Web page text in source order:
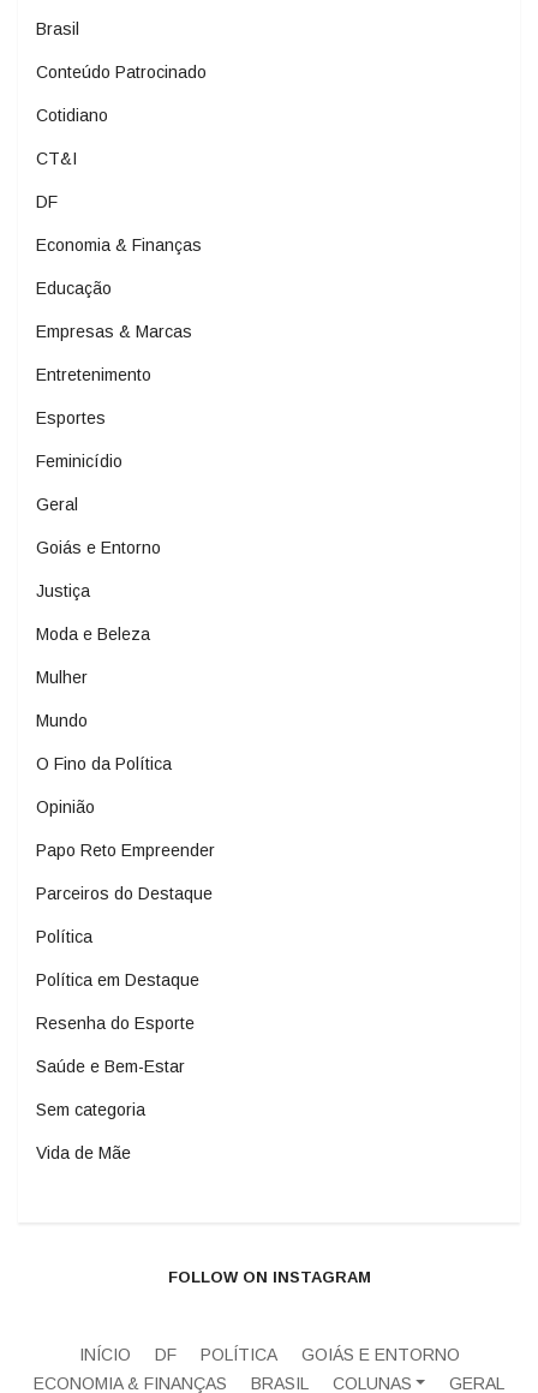
Brasil
Conteúdo Patrocinado
Cotidiano
CT&I
DF
Economia & Finanças
Educação
Empresas & Marcas
Entretenimento
Esportes
Feminicídio
Geral
Goiás e Entorno
Justiça
Moda e Beleza
Mulher
Mundo
O Fino da Política
Opinião
Papo Reto Empreender
Parceiros do Destaque
Política
Política em Destaque
Resenha do Esporte
Saúde e Bem-Estar
Sem categoria
Vida de Mãe
FOLLOW ON INSTAGRAM
INÍCIO DF POLÍTICA
GOIÁS E ENTORNO
ECONOMIA & FINANÇAS
BRASIL COLUNAS GERAL